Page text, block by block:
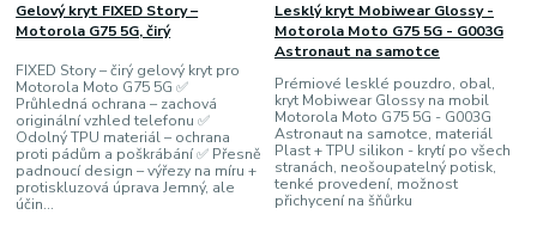
Gelový kryt FIXED Story –
Motorola G75 5G, čirý
FIXED Story – čirý gelový kryt pro
Motorola Moto G75 5G ✅
Průhledná ochrana – zachová
originální vzhled telefonu ✅
Odolný TPU materiál – ochrana
proti pádům a poškrábání ✅ Přesně
padnoucí design – výřezy na míru +
protiskluzová úprava Jemný, ale
účin...
Lesklý kryt Mobiwear Glossy -
Motorola Moto G75 5G - G003G
Astronaut na samotce
Prémiové lesklé pouzdro, obal,
kryt Mobiwear Glossy na mobil
Motorola Moto G75 5G - G003G
Astronaut na samotce, materiál
Plast + TPU silikon - krytí po všech
stranách, neošoupatelný potisk,
tenké provedení, možnost
přichycení na šňůrku